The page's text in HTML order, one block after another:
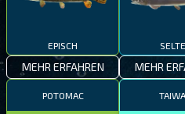
EPISCH
MEHR ERFAHREN MEHR
POTOMAC